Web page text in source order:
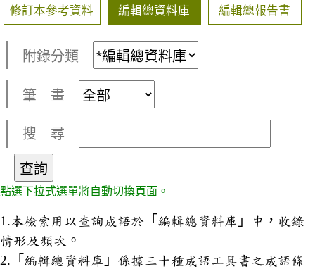
修訂本參考資料 編輯總資料庫 編輯總報告書
附錄分類
筆 畫
搜 尋
點選下拉式選單將自動切換頁面。
1.本檢索用以查詢成語於「編輯總資料庫」中，收錄
情形及頻次。
2.「編輯總資料庫」係據三十種成語工具書之成語條